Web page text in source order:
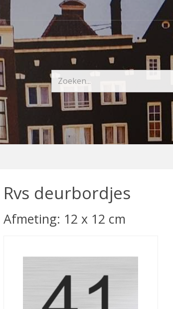
Rvs deurbordjes
Afmeting: 12 x 12 cm